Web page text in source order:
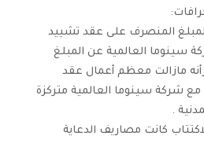
المنصرف على عقد تشييد
سينوما العالمية عن المبلغ
مازالت معظم أعمال عقد
مع شركة سينوما العالمية متركزة
.
كانت مصاريف الدعاية